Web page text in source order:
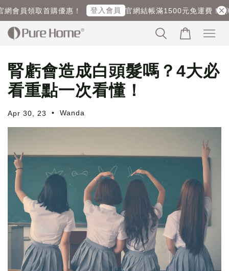
員領取首購優惠！ 登入會員 官網結帳滿1500元免運費！ (海
腎虧會造成白頭髮嗎？4大必
看重點一次看懂！
Apr 30, 23 • Wanda